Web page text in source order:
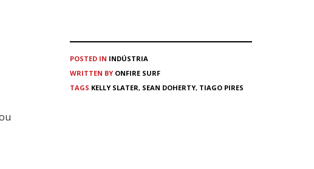
POSTED IN INDÚSTRIA
WRITTEN BY ONFIRE SURF
TAGS KELLY SLATER, SEAN DOHERTY, TIAGO PIRES